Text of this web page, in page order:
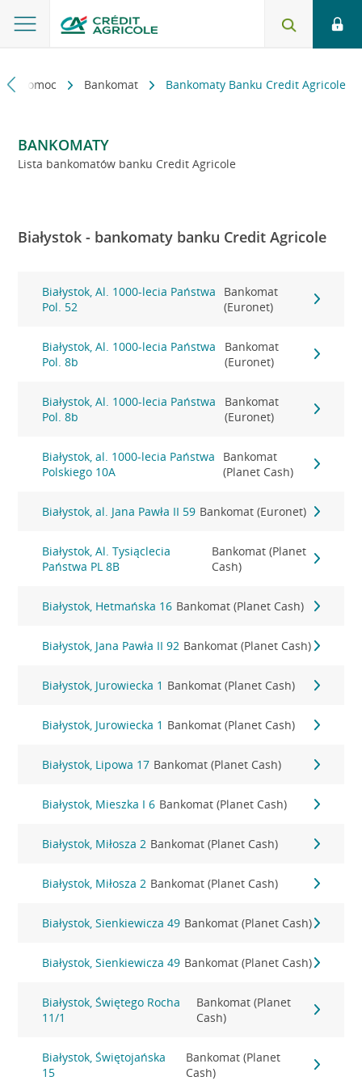
i pomoc Bankomat Bankomaty Banku Credit Agricole
BANKOMATY
Lista bankomatów banku Credit Agricole
Białystok - bankomaty banku Credit Agricole
Białystok, Al. 1000-lecia Państwa
Pol. 52
Bankomat
(Euronet)
Białystok, Al. 1000-lecia Państwa
Pol. 8b
Bankomat
(Euronet)
Białystok, Al. 1000-lecia Państwa
Pol. 8b
Bankomat
(Euronet)
Białystok, al. 1000-lecia Państwa
Polskiego 10A
Bankomat
(Planet Cash)
Białystok, al. Jana Pawła II 59 Bankomat (Euronet)
Białystok, Al. Tysiąclecia
Państwa PL 8B
Bankomat (Planet
Cash)
Białystok, Hetmańska 16 Bankomat (Planet Cash)
Białystok, Jana Pawła II 92 Bankomat (Planet Cash)
Białystok, Jurowiecka 1 Bankomat (Planet Cash)
Białystok, Jurowiecka 1 Bankomat (Planet Cash)
Białystok, Lipowa 17 Bankomat (Planet Cash)
Białystok, Mieszka I 6 Bankomat (Planet Cash)
Białystok, Miłosza 2 Bankomat (Planet Cash)
Białystok, Miłosza 2 Bankomat (Planet Cash)
Białystok, Sienkiewicza 49 Bankomat (Planet Cash)
Białystok, Sienkiewicza 49 Bankomat (Planet Cash)
Białystok, Świętego Rocha
11/1
Bankomat (Planet
Cash)
Białystok, Świętojańska
15
Bankomat (Planet
Cash)